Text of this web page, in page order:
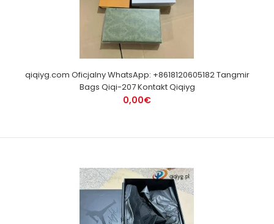
qiqiyg.com Oficjalny WhatsApp: +8618120605182 Tangmir
Bags Qiqi-207 Kontakt Qiqiyg
0,00€